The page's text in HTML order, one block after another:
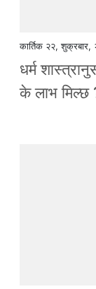
कार्तिक २२,
धर्म
के लाभ मिल्छ